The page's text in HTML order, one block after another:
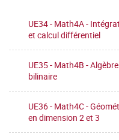
UE34 - Math4A -
et calcul différentiel
UE35 - Math4B - Algèbre
bilinaire
UE36 - Math4C -
en dimension 2 et 3